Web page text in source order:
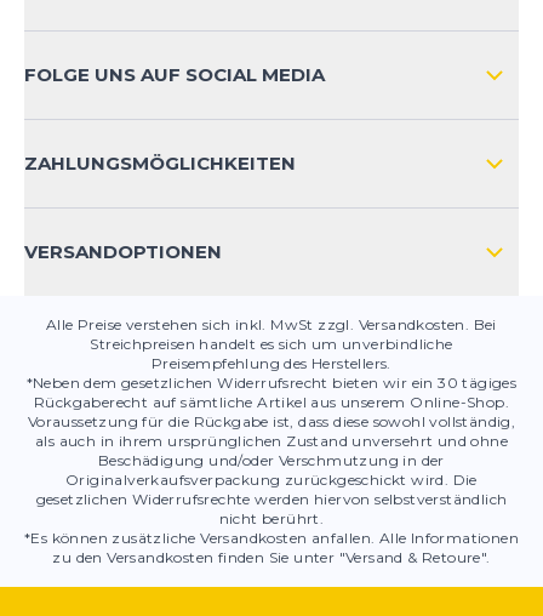
KONTAKT
PRODUKTSICHERHEIT
FOLGE UNS AUF SOCIAL MEDIA
ZAHLUNGSMÖGLICHKEITEN
VERSANDOPTIONEN
Alle Preise verstehen sich inkl. MwSt zzgl. Versandkosten. Bei
Streichpreisen handelt es sich um unverbindliche
Preisempfehlung des Herstellers.
*Neben dem gesetzlichen Widerrufsrecht bieten wir ein 30 tägiges
Rückgaberecht auf sämtliche Artikel aus unserem Online-Shop.
Voraussetzung für die Rückgabe ist, dass diese sowohl vollständig,
als auch in ihrem ursprünglichen Zustand unversehrt und ohne
Beschädigung und/oder Verschmutzung in der
Originalverkaufsverpackung zurückgeschickt wird. Die
gesetzlichen Widerrufsrechte werden hiervon selbstverständlich
nicht berührt.
*Es können zusätzliche Versandkosten anfallen. Alle Informationen
zu den Versandkosten finden Sie unter "Versand & Retoure".